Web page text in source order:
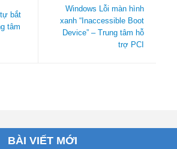
bắt
tâm
Windows Lỗi màn hình
xanh “Inaccessible Boot
Device” – Trung tâm hỗ
trợ PCI
BÀI VIẾT MỚI